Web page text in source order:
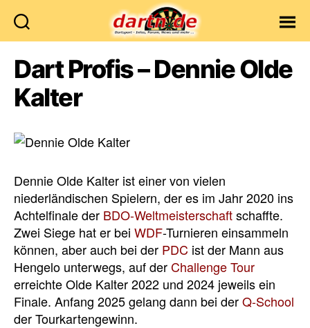
Dart Profis – Dennie Olde
Kalter
Dennie Olde Kalter ist einer von vielen
niederländischen Spielern, der es im Jahr 2020 ins
Achtelfinale der BDO-Weltmeisterschaftschaffte.
Zwei Siege hat er bei WDF-Turnieren einsammeln
können, aber auch bei der PDC ist der Mann aus
Hengelo unterwegs, auf derChallenge Tour
erreichte Olde Kalter 2022 und 2024 jeweils ein
Finale. Anfang 2025 gelang dann bei derQ-School
der Tourkartengewinn.